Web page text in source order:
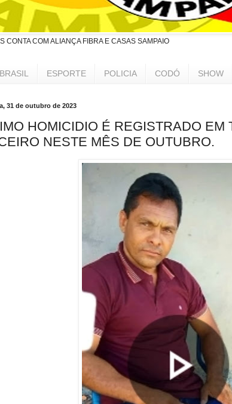
CONTA COM ALIANÇA FIBRA E CASAS SAMPAIO
BRASIL ESPORTE POLICIA CODÓ SHOW
31 de outubro de 2023
HOMICIDIO É REGISTRADO EM
NESTE MÊS DE OUTUBRO.